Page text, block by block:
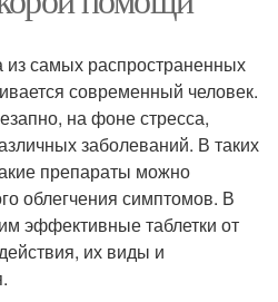
из самых распространенных
современный человек.
на фоне стресса,
заболеваний. В таких
препараты можно
облегчения симптомов. В
эффективные таблетки от
их виды и